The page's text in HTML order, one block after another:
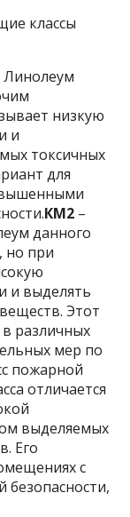
классы
Линолеум
низкую
и
токсичных
для
КМ2 –
данного
но при
и выделять
Этот
в различных
мер по
пожарной
отличается
выделяемых
Его
с